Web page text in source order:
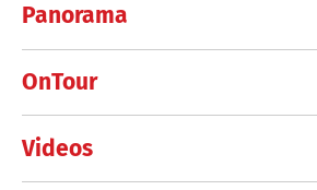
Panorama
OnTour
Videos